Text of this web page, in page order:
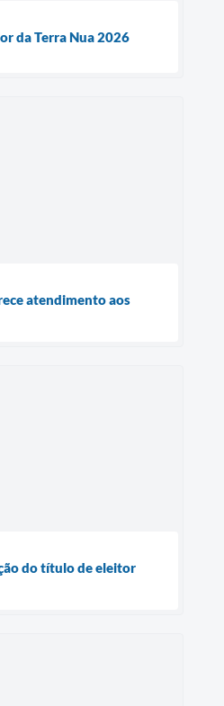
da Terra Nua 2026
atendimento aos
do título de eleitor